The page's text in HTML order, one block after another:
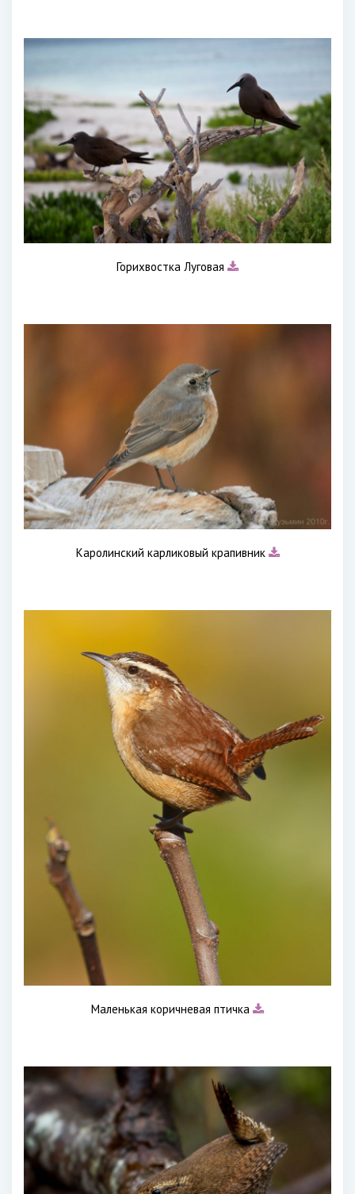
Горихвостка Луговая
Каролинский карликовый крапивник
Маленькая коричневая птичка